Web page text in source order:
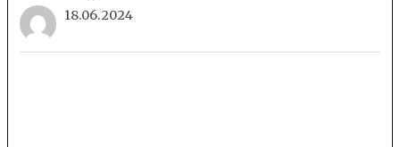
18.06.2024